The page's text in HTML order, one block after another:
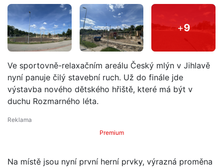
+9
Ve sportovně-relaxačním areálu Český mlýn v Jihlavě
nyní panuje čilý stavební ruch. Už do finále jde
výstavba nového dětského hřiště, které má být v
duchu Rozmarného léta.
Premium
Na místě jsou nyní první herní prvky, výrazná proměna